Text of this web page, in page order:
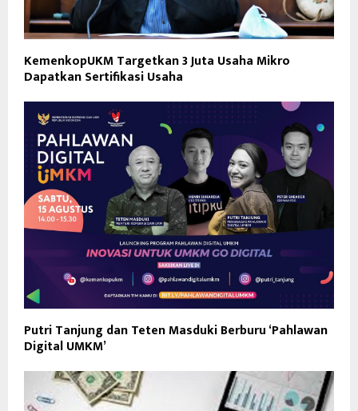
KemenkopUKM Targetkan 3 Juta Usaha Mikro
Dapatkan Sertifikasi Usaha
Putri Tanjung dan Teten Masduki Berburu ‘Pahlawan
Digital UMKM’